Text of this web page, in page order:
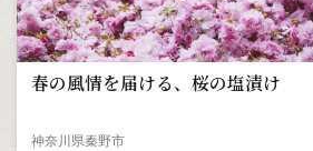
春の風情を届ける、桜の塩漬け
神奈川県秦野市